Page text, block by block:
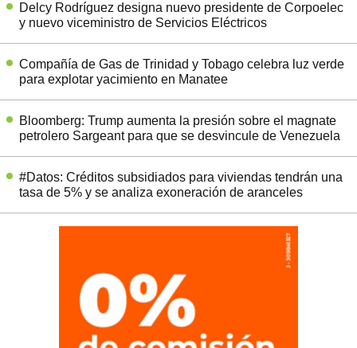
Delcy Rodríguez designa nuevo presidente de Corpoelec
y nuevo viceministro de Servicios Eléctricos
Compañía de Gas de Trinidad y Tobago celebra luz verde
para explotar yacimiento en Manatee
Bloomberg: Trump aumenta la presión sobre el magnate
petrolero Sargeant para que se desvincule de Venezuela
#Datos: Créditos subsidiados para viviendas tendrán una
tasa de 5% y se analiza exoneración de aranceles